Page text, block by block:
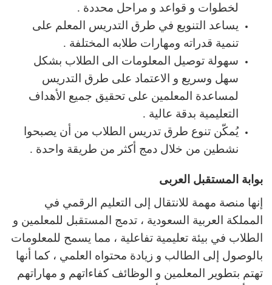
لخطوات و قواعد و مراحل محددة .
يساعد التنويع في طرق التدريس المعلم على
تنمية قدراته ومهارات طلابه المختلفة .
سهولة توصيل المعلومات الى الطلاب بشكل
سهل وسريع و الاعتماد على طرق التدريس
لمساعدة المعلمين على تحقيق جميع الأهداف
التعليمية بدقة عالية .
يُمكّن تنوع طرق تدريس الطلاب من أن يصبحوا
نشطين من خلال دمج أكثر من طريقة واحدة .
بوابة المستقبل العربى
إنها منصة مهمة للانتقال إلى التعليم الرقمي في
المملكة العربية السعودية ، تدمج المستقبل للمعلمين و
الطلاب في بيئة تعليمية تفاعلية ، مما يسمح للمعلومات
بالوصول إلى الطالب و زيادة محتواه العلمي ، كما أنها
تهتم بتطوير المعلمين و الوظائف كفاءاتهم و مهاراتهم